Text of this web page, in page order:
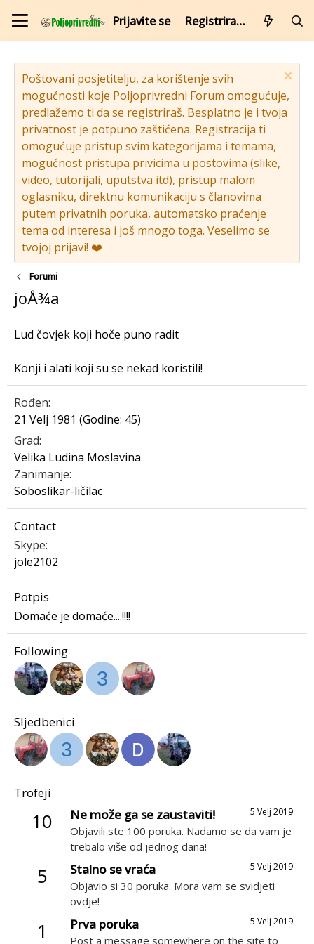
Prijavite se Registrirajte se
Poštovani posjetitelju, za korištenje svih
mogućnosti koje Poljoprivredni Forum omogućuje,
predlažemo ti da se registriraš. Besplatno je i tvoja
privatnost je potpuno zaštićena. Registracija ti
omogućuje pristup svim kategorijama i temama,
mogućnost pristupa privicima u postovima (slike,
video, tutorijali, uputstva itd), pristup malom
oglasniku, direktnu komunikaciju s članovima
putem privatnih poruka, automatsko praćenje
tema od interesa i još mnogo toga. Veselimo se
tvojoj prijavi! ❤️
Forumi
joÅ¾a
Lud čovjek koji hoče puno radit
Konji i alati koji su se nekad koristili!
Rođen
21 Velj 1981 (Godine: 45)
Grad
Velika Ludina Moslavina
Zanimanje
Soboslikar-ličilac
Contact
Skype
jole2102
Potpis
Domaće je domaće....!!!!
Following
3
Sljedbenici
3
Trofeji
10 5 Velj 2019
Ne može ga se zaustaviti!
Objavili ste 100 poruka. Nadamo se da vam je
trebalo više od jednog dana!
5 5 Velj 2019
Stalno se vraća
Objavio si 30 poruka. Mora vam se svidjeti
ovdje!
1 5 Velj 2019
Prva poruka
Post a message somewhere on the site to